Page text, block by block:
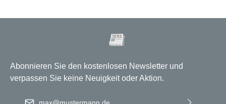
Abonnieren Sie den kostenlosen Newsletter und
verpassen Sie keine Neuigkeit oder Aktion.
E-Mail-Adresse